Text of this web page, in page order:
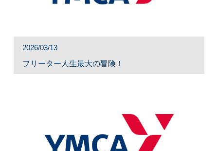
2026/03/13
フリーター人生最大の冒険！